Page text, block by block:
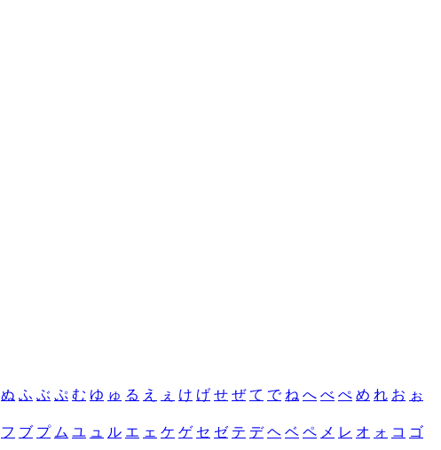
ぬ ふ ぶ ぷ む ゆ ゅ る え ぇ け げ せ ぜ て で ね へ べ ぺ め れ お ぉ
フ ブ プ ム ユ ュ ル エ ェ ケ ゲ セ ゼ テ デ ヘ ベ ペ メ レ オ ォ コ ゴ